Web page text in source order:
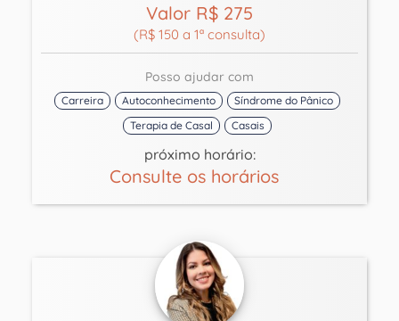
Valor R$ 275
(R$ 150 a 1ª consulta)
Posso ajudar com
Carreira Autoconhecimento
Síndrome do Pânico
Terapia de Casal
Casais
próximo horário:
Consulte os horários